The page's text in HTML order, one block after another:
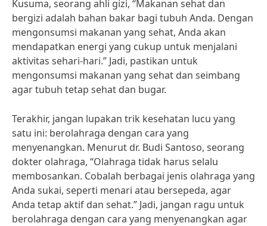
Kusuma, seorang ahli gizi, “Makanan sehat dan
bergizi adalah bahan bakar bagi tubuh Anda. Dengan
mengonsumsi makanan yang sehat, Anda akan
mendapatkan energi yang cukup untuk menjalani
aktivitas sehari-hari.” Jadi, pastikan untuk
mengonsumsi makanan yang sehat dan seimbang
agar tubuh tetap sehat dan bugar.
Terakhir, jangan lupakan trik kesehatan lucu yang
satu ini: berolahraga dengan cara yang
menyenangkan. Menurut dr. Budi Santoso, seorang
dokter olahraga, “Olahraga tidak harus selalu
membosankan. Cobalah berbagai jenis olahraga yang
Anda sukai, seperti menari atau bersepeda, agar
Anda tetap aktif dan sehat.” Jadi, jangan ragu untuk
berolahraga dengan cara yang menyenangkan agar